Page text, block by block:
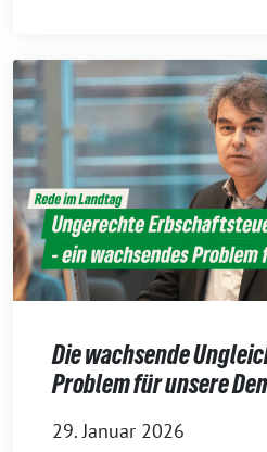
Die wachsende
Problem für unsere
29. Januar 2026